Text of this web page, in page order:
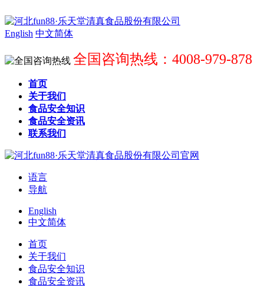
English 中文简体
全国咨询热线：4008-979-878
首页
关于我们
食品安全知识
食品安全资讯
联系我们
语言
导航
English
中文简体
首页
关于我们
食品安全知识
食品安全资讯